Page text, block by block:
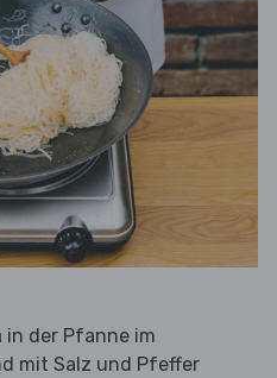
in der Pfanne im
mit Salz und Pfeffer